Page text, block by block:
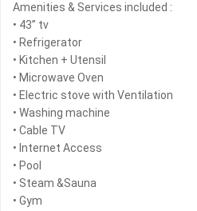
Amenities & Services included :
• 43” tv
• Refrigerator
• Kitchen + Utensil
• Microwave Oven
• Electric stove with Ventilation
• Washing machine
• Cable TV
• Internet Access
• Pool
• Steam &Sauna
• Gym